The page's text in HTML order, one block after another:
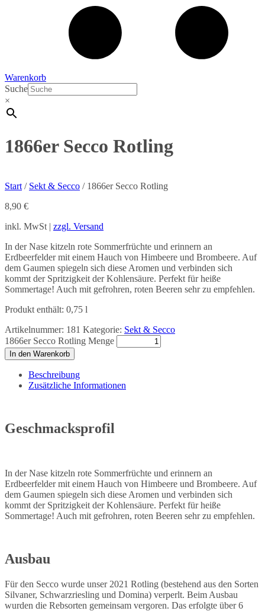
Warenkorb
Suche
×
1866er Secco Rotling
Start / Sekt & Secco / 1866er Secco Rotling
8,90 €
inkl. MwSt | zzgl. Versand
In der Nase kitzeln rote Sommerfrüchte und erinnern an
Erdbeerfelder mit einem Hauch von Himbeere und Brombeere. Auf
dem Gaumen spiegeln sich diese Aromen und verbinden sich
kommt der Spritzigkeit der Kohlensäure. Perfekt für heiße
Sommertage! Auch mit gefrohren, roten Beeren sehr zu empfehlen.
Produkt enthält: 0,75 l
Artikelnummer: 181 Kategorie: Sekt & Secco
1866er Secco Rotling Menge
In den Warenkorb
Beschreibung
Zusätzliche Informationen
Geschmacksprofil
In der Nase kitzeln rote Sommerfrüchte und erinnern an
Erdbeerfelder mit einem Hauch von Himbeere und Brombeere. Auf
dem Gaumen spiegeln sich diese Aromen und verbinden sich
kommt der Spritzigkeit der Kohlensäure. Perfekt für heiße
Sommertage! Auch mit gefrohren, roten Beeren sehr zu empfehlen.
Ausbau
Für den Secco wurde unser 2021 Rotling (bestehend aus den Sorten
Silvaner, Schwarzriesling und Domina) verperlt. Beim Ausbau
wurden die Rebsorten gemeinsam vergoren. Das erfolgte über 6